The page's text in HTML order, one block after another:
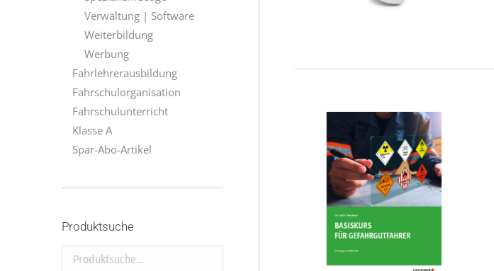
Verwaltung | Software
Weiterbildung
Werbung
Fahrlehrerausbildung
Fahrschulorganisation
Fahrschulunterricht
Klasse A
Spar-Abo-Artikel
Produktsuche
Produktsuche...